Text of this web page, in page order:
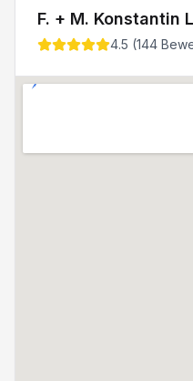
F. + M. Konstantin
4.5 (144